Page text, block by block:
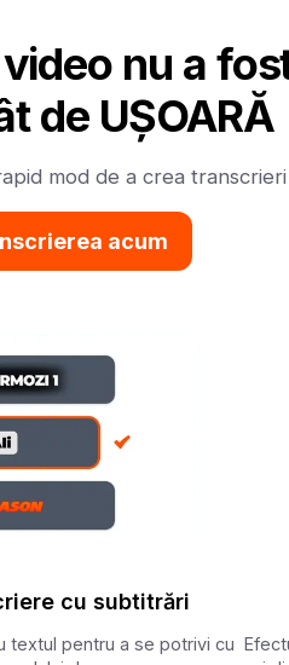
nu a
de UȘOARĂ
mod de a crea
acum
cu subtitrări
textul pentru a se potrivi cu